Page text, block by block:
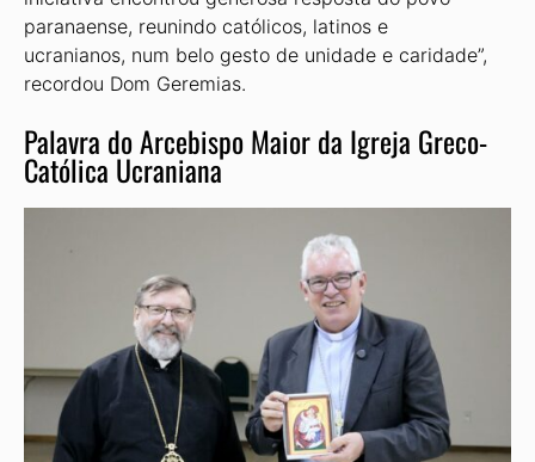
paranaense, reunindo católicos, latinos e
ucranianos, num belo gesto de unidade e caridade”,
recordou Dom Geremias.
Palavra do Arcebispo Maior da Igreja Greco-
Católica Ucraniana